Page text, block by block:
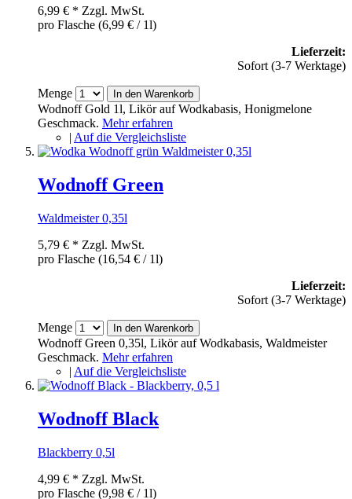
6,99 € * Zzgl. MwSt.
pro Flasche (6,99 € / 1l)
Lieferzeit:
Sofort (3-7 Werktage)
Menge In den Warenkorb
Wodnoff Gold 1l, Likör auf Wodkabasis, Honigmelone
Geschmack. Mehr erfahren
| Auf die Vergleichsliste
Wodnoff Green
Waldmeister 0,35l
5,79 € * Zzgl. MwSt.
pro Flasche (16,54 € / 1l)
Lieferzeit:
Sofort (3-7 Werktage)
Menge In den Warenkorb
Wodnoff Green 0,35l, Likör auf Wodkabasis, Waldmeister
Geschmack. Mehr erfahren
| Auf die Vergleichsliste
Wodnoff Black
Blackberry 0,5l
4,99 € * Zzgl. MwSt.
pro Flasche (9,98 € / 1l)